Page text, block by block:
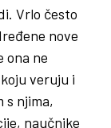
Vrlo često
nove
ona ne
veruju i
s njima,
naučnike